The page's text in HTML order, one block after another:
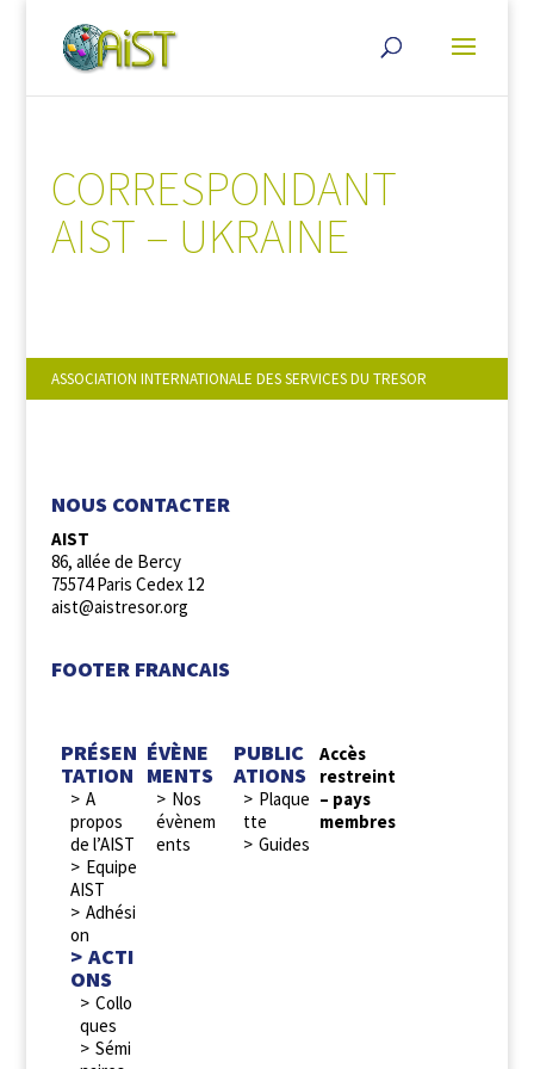
CORRESPONDANT
AIST – UKRAINE
ASSOCIATION INTERNATIONALE DES SERVICES DU TRESOR
NOUS CONTACTER
AIST
86, allée de Bercy
75574 Paris Cedex 12
aist@aistresor.org
FOOTER FRANCAIS
PRÉSEN
TATION
A
propos
de l’AIST
Equipe
AIST
Adhési
on
ACTI
ONS
Collo
ques
Sémi
ÉVÈNE
MENTS
Nos
évènem
ents
PUBLIC
ATIONS
Plaque
tte
Guides
Accès
restreint
– pays
membres